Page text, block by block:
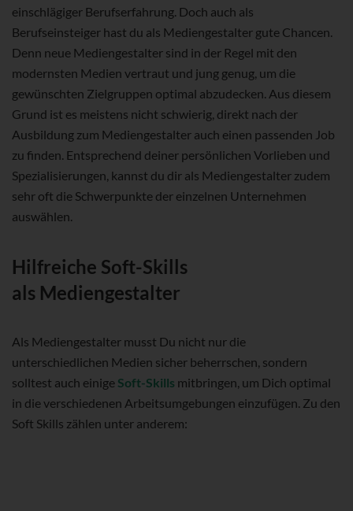
einschlägiger Berufserfahrung. Doch auch als
Berufseinsteiger hast du als Mediengestalter gute Chancen.
Denn neue Mediengestalter sind in der Regel mit den
modernsten Medien vertraut und jung genug, um die
gewünschten Zielgruppen optimal abzudecken. Aus diesem
Grund ist es meistens nicht schwierig, direkt nach der
Ausbildung zum Mediengestalter auch einen passenden Job
zu finden. Entsprechend deiner persönlichen Vorlieben und
Spezialisierungen, kannst du dir als Mediengestalter zudem
sehr oft die Schwerpunkte der einzelnen Unternehmen
auswählen.
Hilfreiche Soft-Skills
als Mediengestalter
Als Mediengestalter musst Du nicht nur die
unterschiedlichen Medien sicher beherrschen, sondern
solltest auch einige Soft-Skills mitbringen, um Dich optimal
in die verschiedenen Arbeitsumgebungen einzufügen. Zu den
Soft Skills zählen unter anderem: